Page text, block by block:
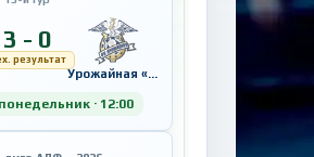
3 - 0
результат
Урожайная «Futures»
· 12:00